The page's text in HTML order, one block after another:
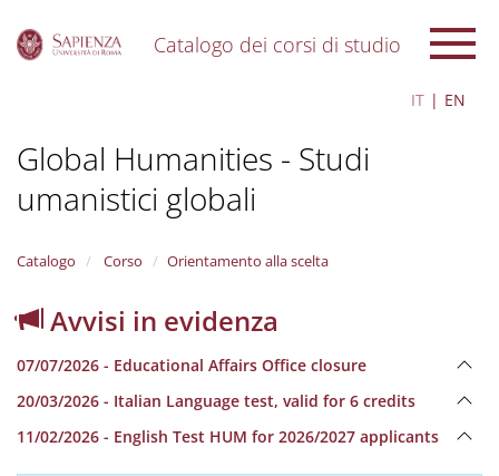
Catalogo dei corsi di studio
IT EN
Global Humanities - Studi
umanistici globali
Catalogo Corso Orientamento alla scelta
Avvisi in evidenza
07/07/2026 - Educational Affairs Office closure
20/03/2026 - Italian Language test, valid for 6 credits
11/02/2026 - English Test HUM for 2026/2027 applicants